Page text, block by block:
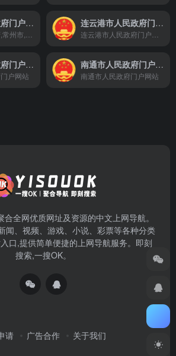
常州市人民政府门户网站 连云港市人民政府门户网站
扬州市人民政府门户网站
户网站
南通市人民政府门户网站
南通市人民政府门户网站
全网优质网址及资源的中文上网导航。
闻、视频、游戏、小说、彩票等各种分类
口,提供简单便捷的上网导航服务。即刻
搜索,一搜OK。
请 广告合作 关于我们